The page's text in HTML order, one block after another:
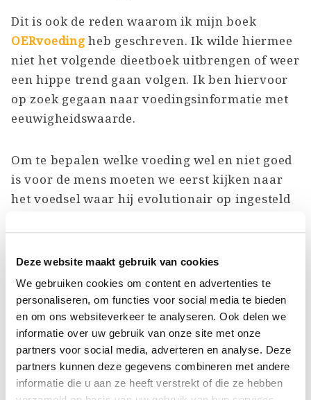
Deze website maakt gebruik van cookies
We gebruiken cookies om content en advertenties te
personaliseren, om functies voor social media te bieden
en om ons websiteverkeer te analyseren. Ook delen we
informatie over uw gebruik van onze site met onze
partners voor social media, adverteren en analyse. Deze
partners kunnen deze gegevens combineren met andere
informatie die u aan ze heeft verstrekt of die ze hebben
Dit is ook de reden waarom ik mijn boek
OERvoedingheb geschreven. Ik wilde hiermee
niet het volgende dieetboek uitbrengen of weer
een hippe trend gaan volgen. Ik ben hiervoor
op zoek gegaan naar voedingsinformatie met
eeuwigheidswaarde.
Om te bepalen welke voeding wel en niet goed
is voor de mens moeten we eerst kijken naar
het voedsel waar hij evolutionair op ingesteld
maatstaaf waarnaast je mijn woorden, en dat
van alle ‘voedingsexperts’ kunt leggen.
Die is: bestaat er een traditie en
historie van vele duizenden jaren van
consumptie van bepaalde
voedingsmiddelen en zijn deze
aantoonbaar bevorderlijk geweest